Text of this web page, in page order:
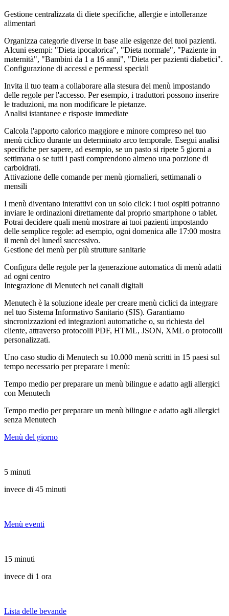
Gestione centralizzata di diete specifiche, allergie e intolleranze
alimentari
Organizza categorie diverse in base alle esigenze dei tuoi pazienti.
Alcuni esempi: "Dieta ipocalorica", "Dieta normale", "Paziente in
maternità", "Bambini da 1 a 16 anni", "Dieta per pazienti diabetici".
Configurazione di accessi e permessi speciali
Invita il tuo team a collaborare alla stesura dei menù impostando
delle regole per l'accesso. Per esempio, i traduttori possono inserire
le traduzioni, ma non modificare le pietanze.
Analisi istantanee e risposte immediate
Calcola l'apporto calorico maggiore e minore compreso nel tuo
menù ciclico durante un determinato arco temporale. Esegui analisi
specifiche per sapere, ad esempio, se un pasto si ripete 5 giorni a
settimana o se tutti i pasti comprendono almeno una porzione di
carboidrati.
Attivazione delle comande per menù giornalieri, settimanali o
mensili
I menù diventano interattivi con un solo click: i tuoi ospiti potranno
inviare le ordinazioni direttamente dal proprio smartphone o tablet.
Potrai decidere quali menù mostrare ai tuoi pazienti impostando
delle semplice regole: ad esempio, ogni domenica alle 17:00 mostra
il menù del lunedì successivo.
Gestione dei menù per più strutture sanitarie
Configura delle regole per la generazione automatica di menù adatti
ad ogni centro
Integrazione di Menutech nei canali digitali
Menutech è la soluzione ideale per creare menù ciclici da integrare
nel tuo Sistema Informativo Sanitario (SIS). Garantiamo
sincronizzazioni ed integrazioni automatiche o, su richiesta del
cliente, attraverso protocolli PDF, HTML, JSON, XML o protocolli
personalizzati.
Uno caso studio di Menutech su 10.000 menù scritti in 15 paesi sul
tempo necessario per preparare i menù:
Tempo medio per preparare un menù bilingue e adatto agli allergici
con Menutech
Tempo medio per preparare un menù bilingue e adatto agli allergici
senza Menutech
Menù del giorno
5 minuti
invece di 45 minuti
Menù eventi
15 minuti
invece di 1 ora
Lista delle bevande